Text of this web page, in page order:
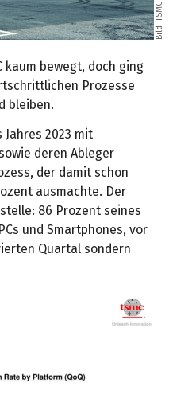
Bild: TSMC
kaum bewegt, doch ging
Prozesse
bleiben.
2023 mit
deren Ableger
der damit schon
ausmachte. Der
86 Prozent seines
und Smartphones, vor
Quartal sondern